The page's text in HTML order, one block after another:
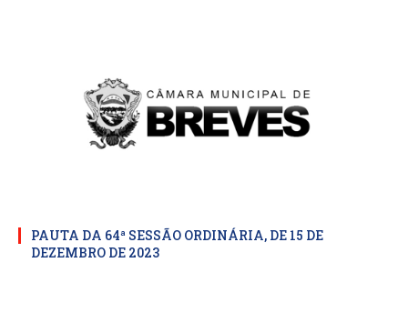
PAUTA DA 64ª SESSÃO ORDINÁRIA, DE 15 DE
DEZEMBRO DE 2023